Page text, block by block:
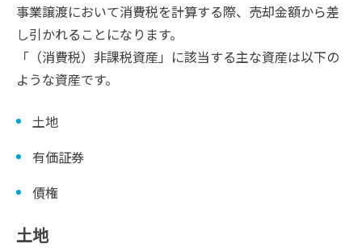
事業譲渡において消費税を計算する際、売却金額から差
し引かれることになります。
「（消費税）非課税資産」に該当する主な資産は以下の
ような資産です。
土地
有価証券
債権
土地